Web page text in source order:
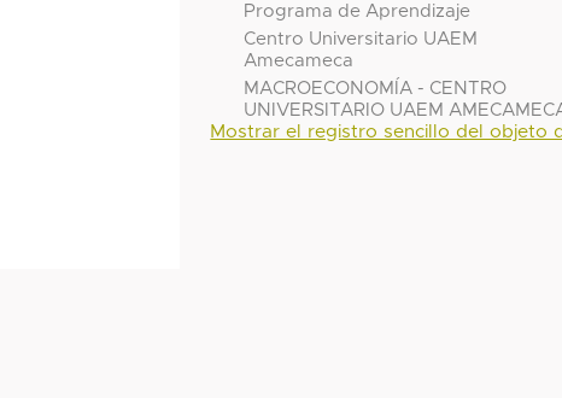
Programa de Aprendizaje
Centro Universitario UAEM
Amecameca
MACROECONOMÍA - CENTRO
UNIVERSITARIO UAEM
Mostrar el registro sencillo del objeto